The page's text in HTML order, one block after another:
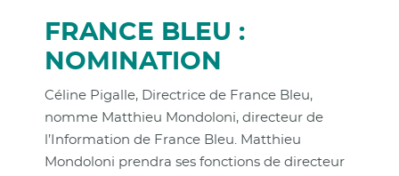
FRANCE BLEU :
NOMINATION
Céline Pigalle, Directrice de France Bleu,
nomme Matthieu Mondoloni, directeur de
l’Information de France Bleu. Matthieu
Mondoloni prendra ses fonctions de directeur